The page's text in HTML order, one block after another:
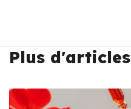
Plus d'articles